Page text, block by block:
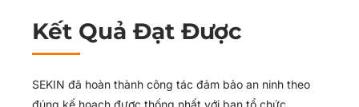
Kết Quả Đạt Được
SEKIN đã hoàn thành công tác đảm bảo an ninh theo
đúng kế hoạch được thống nhất với ban tổ chức.